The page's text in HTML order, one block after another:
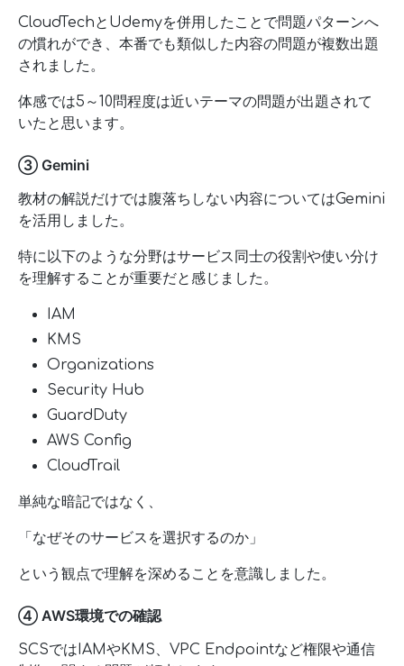
CloudTechとUdemyを併用したことで問題パターンへ
の慣れができ、本番でも類似した内容の問題が複数出題
されました。
体感では5～10問程度は近いテーマの問題が出題されて
いたと思います。
③ Gemini
教材の解説だけでは腹落ちしない内容についてはGemini
を活用しました。
特に以下のような分野はサービス同士の役割や使い分け
を理解することが重要だと感じました。
IAM
KMS
Organizations
Security Hub
GuardDuty
AWS Config
CloudTrail
単純な暗記ではなく、
「なぜそのサービスを選択するのか」
という観点で理解を深めることを意識しました。
④ AWS環境での確認
SCSではIAMやKMS、VPC Endpointなど権限や通信